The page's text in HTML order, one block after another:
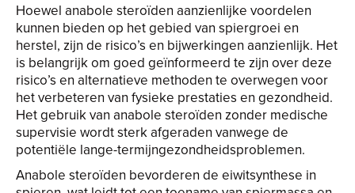
Hoewel anabole steroïden aanzienlijke voordelen
kunnen bieden op het gebied van spiergroei en
herstel, zijn de risico’s en bijwerkingen aanzienlijk. Het
is belangrijk om goed geïnformeerd te zijn over deze
risico’s en alternatieve methoden te overwegen voor
het verbeteren van fysieke prestaties en gezondheid.
Het gebruik van anabole steroïden zonder medische
supervisie wordt sterk afgeraden vanwege de
potentiële lange-termijngezondheidsproblemen.
Anabole steroïden bevorderen de eiwitsynthese in